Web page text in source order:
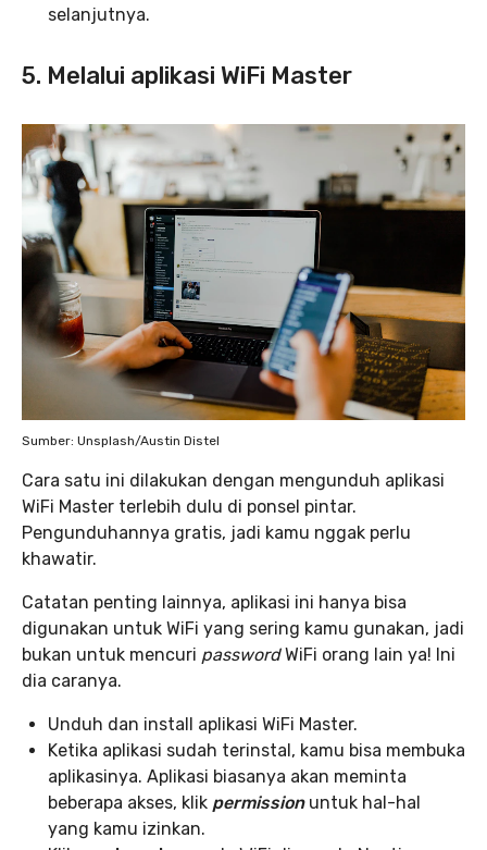
selanjutnya.
5. Melalui aplikasi WiFi Master
Sumber: Unsplash/Austin Distel
Cara satu ini dilakukan dengan mengunduh aplikasi
WiFi Master terlebih dulu di ponsel pintar.
Pengunduhannya gratis, jadi kamu nggak perlu
khawatir.
Catatan penting lainnya, aplikasi ini hanya bisa
digunakan untuk WiFi yang sering kamu gunakan, jadi
bukan untuk mencuri passwordWiFi orang lain ya! Ini
dia caranya.
Unduh dan install aplikasi WiFi Master.
Ketika aplikasi sudah terinstal, kamu bisa membuka
aplikasinya. Aplikasi biasanya akan meminta
beberapa akses, klik permissionuntuk hal-hal
yang kamu izinkan.